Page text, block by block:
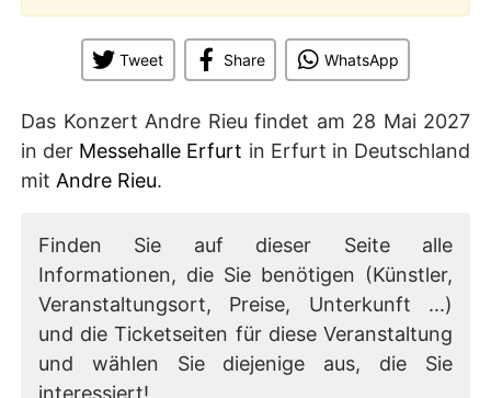
Tweet Share WhatsApp
Das Konzert Andre Rieu findet am 28 Mai 2027
in der Messehalle Erfurt in Erfurt in Deutschland
mit Andre Rieu.
Finden Sie auf dieser Seite alle
Informationen, die Sie benötigen (Künstler,
Veranstaltungsort, Preise, Unterkunft ...)
und die Ticketseiten für diese Veranstaltung
und wählen Sie diejenige aus, die Sie